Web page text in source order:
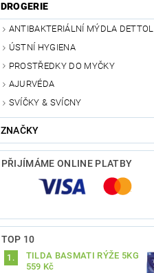
DROGERIE
ANTIBAKTERIÁLNÍ MÝDLA DETTOL
ÚSTNÍ HYGIENA
PROSTŘEDKY DO MYČKY
AJURVÉDA
SVÍČKY & SVÍCNY
ZNAČKY
PŘIJÍMÁME ONLINE PLATBY
TOP 10
TILDA BASMATI RÝŽE 5KG
559 Kč